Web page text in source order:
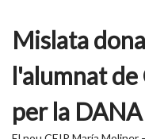
Mislata
l'alumnat
per la DANA